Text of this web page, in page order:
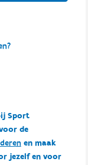
Sport
de
en maak
jezelf en voor